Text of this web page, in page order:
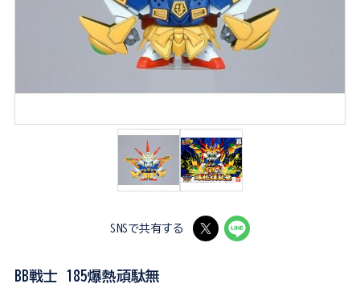
SNSで共有する
BB戦士 185爆熱頑駄無